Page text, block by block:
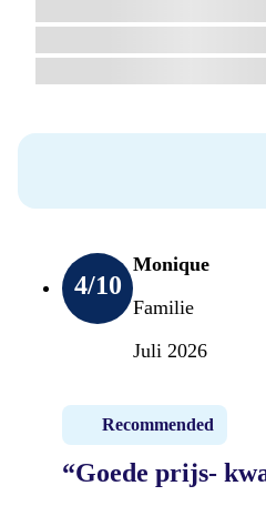
4/10
Monique
Familie
Juli 2026
Recommended
“Goede prijs-